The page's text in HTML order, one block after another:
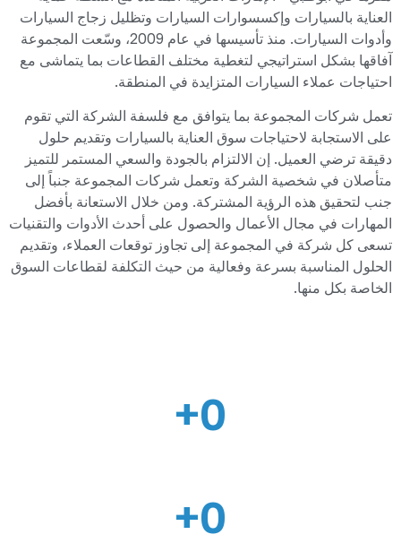
العناية بالسيارات وإكسسوارات السيارات وتظليل زجاج السيارات
وأدوات السيارات. منذ تأسيسها في عام 2009، وسّعت المجموعة
آفاقها بشكل استراتيجي لتغطية مختلف القطاعات بما يتماشى مع
احتياجات عملاء السيارات المتزايدة في المنطقة.
تعمل شركات المجموعة بما يتوافق مع فلسفة الشركة التي تقوم
على الاستجابة لاحتياجات سوق العناية بالسيارات وتقديم حلول
دقيقة ترضي العميل. إن الالتزام بالجودة والسعي المستمر للتميز
متأصلان في شخصية الشركة وتعمل شركات المجموعة جنباً إلى
جنب لتحقيق هذه الرؤية المشتركة. ومن خلال الاستعانة بأفضل
المهارات في مجال الأعمال والحصول على أحدث الأدوات والتقنيات
تسعى كل شركة في المجموعة إلى تجاوز توقعات العملاء، وتقديم
الحلول المناسبة بسرعة وفعالية من حيث التكلفة لقطاعات السوق
الخاصة بكل منها.
0
+
0
+